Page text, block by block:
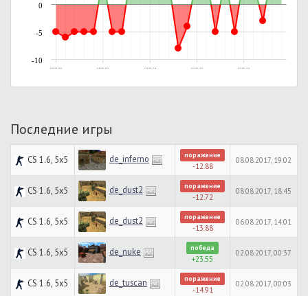
09.09.2015, 20:44 14.09.2015, 20:12 27.10.2015, 17:49 03.12.2015, 19:55 24.12.2015, 21:34
-10
-5
0
Последние игры
CS 1.6, 5x5 de_inferno поражение
-12.88
08.08.2017, 19:02
CS 1.6, 5x5 de_dust2 поражение
-12.72
08.08.2017, 18:45
CS 1.6, 5x5 de_dust2 поражение
-13.88
06.08.2017, 14:01
CS 1.6, 5x5 de_nuke победа
+23.55
02.08.2017, 00:37
CS 1.6, 5x5 de_tuscan поражение
-14.91
02.08.2017, 00:03